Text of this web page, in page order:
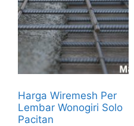
Harga Wiremesh Per
Lembar Wonogiri Solo
Pacitan